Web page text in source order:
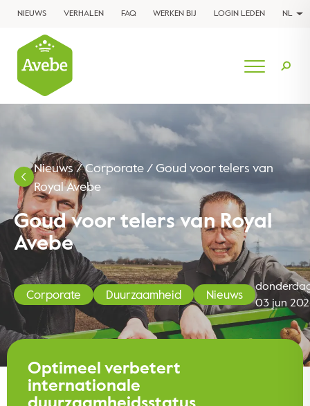
NIEUWS VERHALEN FAQ WERKEN BIJ LOGIN LEDEN NL
Nieuws/Corporate/Goud voor telers van
Royal Avebe
Goud voor telers van Royal
Avebe
Corporate Duurzaamheid Nieuws
03 jun
Optimeel verbetert
internationale